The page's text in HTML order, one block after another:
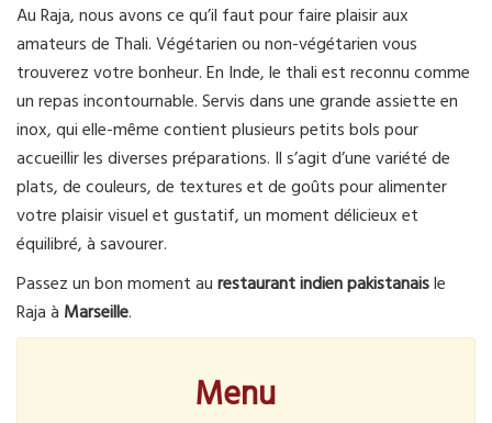
Au Raja, nous avons ce qu’il faut pour faire plaisir aux
amateurs de Thali. Végétarien ou non-végétarien vous
trouverez votre bonheur. En Inde, le thali est reconnu comme
un repas incontournable. Servis dans une grande assiette en
inox, qui elle-même contient plusieurs petits bols pour
accueillir les diverses préparations. Il s’agit d’une variété de
plats, de couleurs, de textures et de goûts pour alimenter
votre plaisir visuel et gustatif, un moment délicieux et
équilibré, à savourer.
Passez un bon moment aurestaurantindienpakistanaisle
Raja à Marseille.
Menu